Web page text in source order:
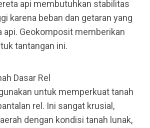
api membutuhkan stabilitas
karena beban dan getaran yang
api. Geokomposit memberikan
tantangan ini.
Dasar Rel
untuk memperkuat tanah
rel. Ini sangat krusial,
dengan kondisi tanah lunak,